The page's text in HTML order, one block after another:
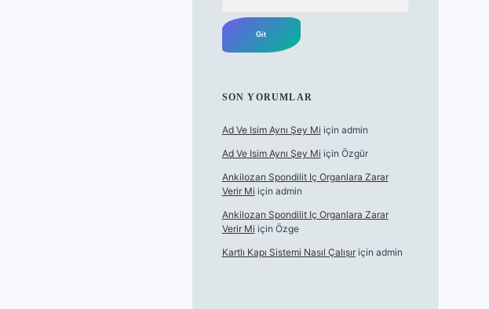
SON YORUMLAR
Ad Ve Isim Aynı Şey Mi için admin
Ad Ve Isim Aynı Şey Mi için Özgür
Ankilozan Spondilit Iç Organlara Zarar
Verir Mi için admin
Ankilozan Spondilit Iç Organlara Zarar
Verir Mi için Özge
Kartlı Kapı Sistemi Nasıl Çalışıriçin admin